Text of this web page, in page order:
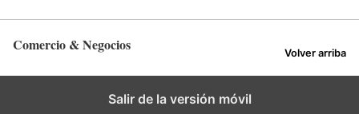
Comercio & Negocios Volver arriba
Salir de la versión móvil